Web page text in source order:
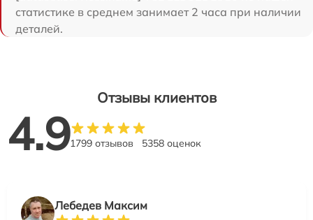
статистике в среднем занимает 2 часа при наличии
деталей.
Отзывы клиентов
4.91799 отзывов 5358 оценок
Лебедев Максим